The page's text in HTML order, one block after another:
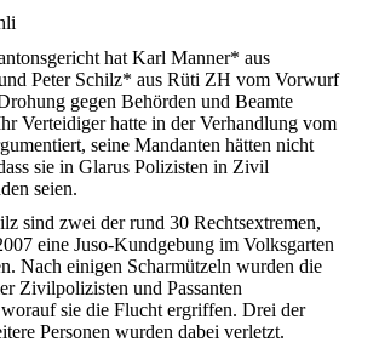
hat Karl Manner* aus
Peter Schilz* aus Rüti ZH vom Vorwurf
gegen Behörden und Beamte
Verteidiger hatte in der Verhandlung vom
seine Mandanten hätten nicht
sie in Glarus Polizisten in Zivil
seien.
sind zwei der rund 30 Rechtsextremen,
eine Juso-Kundgebung im Volksgarten
Nach einigen Scharmützeln wurden die
Zivilpolizisten und Passanten
sie die Flucht ergriffen. Drei der
Personen wurden dabei verletzt.